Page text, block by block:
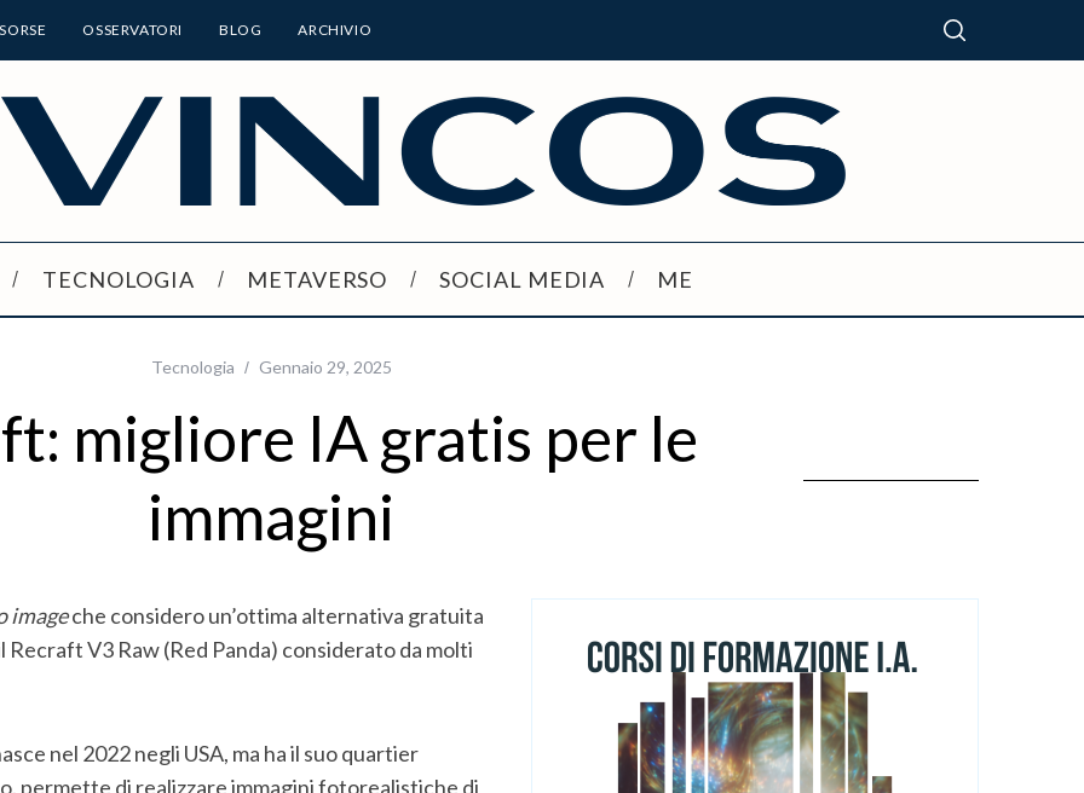
OSSERVATORI BLOG ARCHIVIO
TECNOLOGIA METAVERSO SOCIAL MEDIA ME
Tecnologia Gennaio 29, 2025
migliore IA gratis per le
immagini
imageche considero un’ottima alternativa gratuita
Recraft V3 Raw (Red Panda) considerato da molti
nel 2022 negli USA, ma ha il suo quartier
permette di realizzare immagini fotorealistiche di